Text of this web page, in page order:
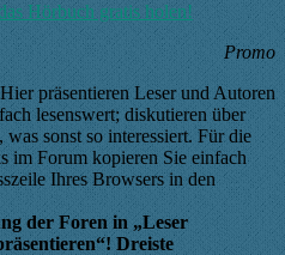
Hörbuch gratis holen!
Promo
präsentieren Leser und Autoren
lesenswert; diskutieren über
was sonst so interessiert. Für die
im Forum kopieren Sie einfach
Ihres Browsers in den
der Foren in „Leser
Dreiste